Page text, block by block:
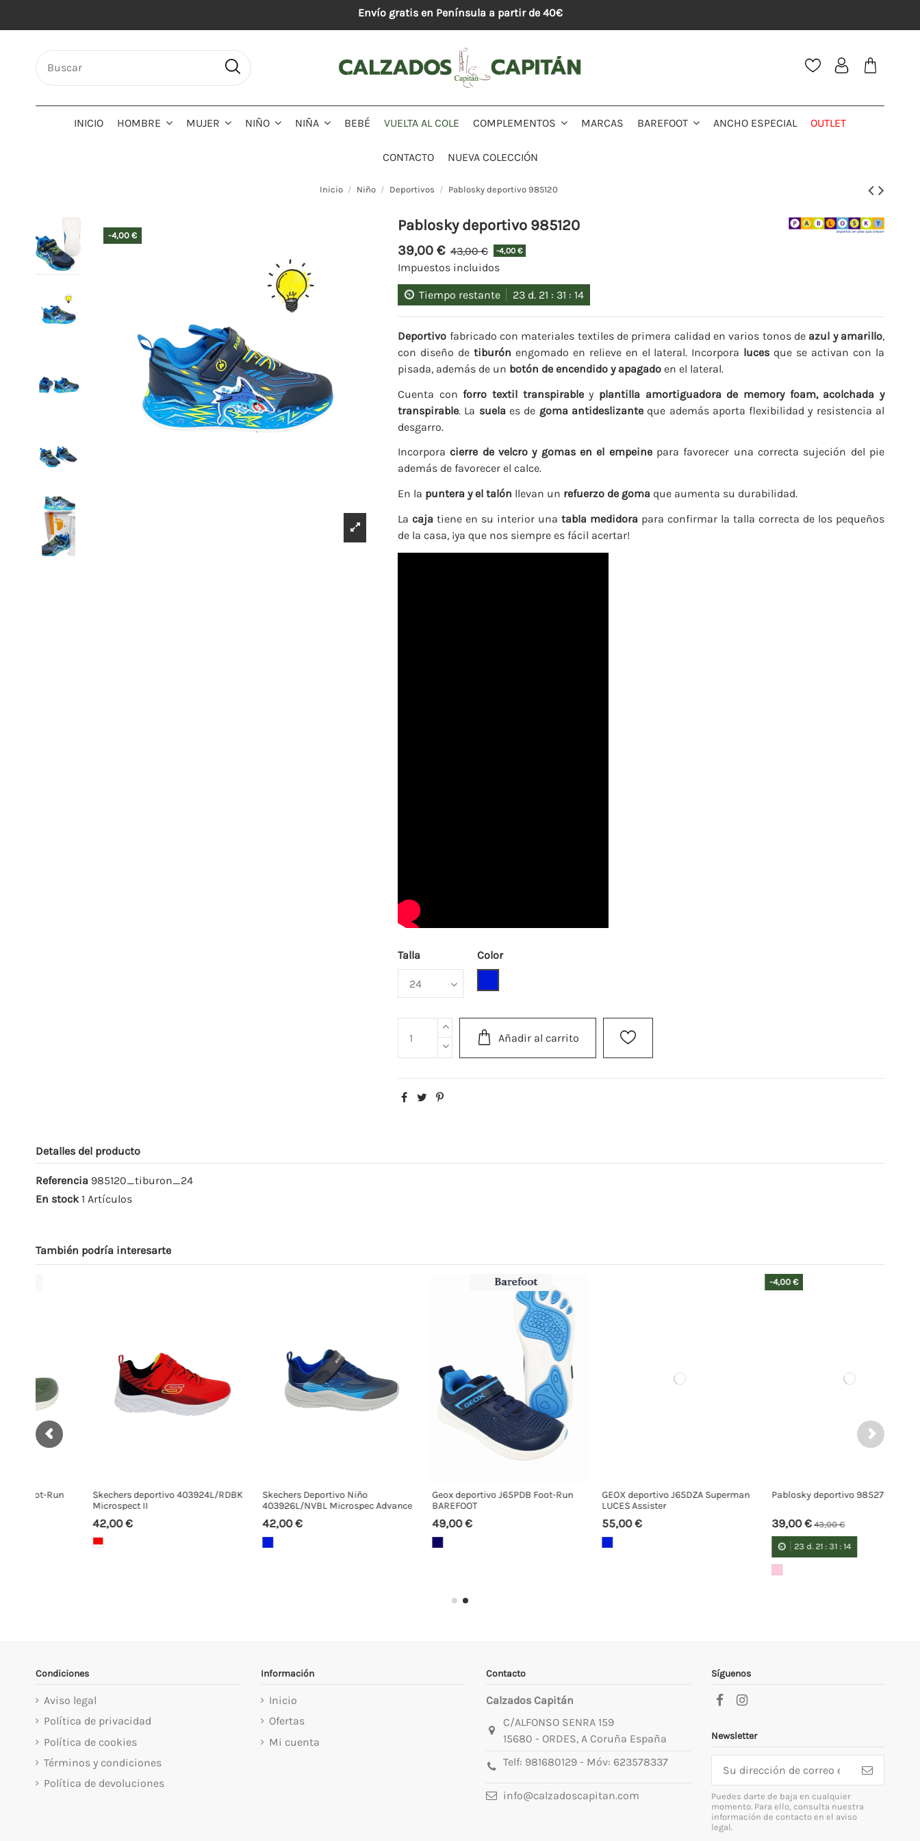
Envío gratis en Península a partir de 40€
INICIO HOMBRE MUJER NIÑO NIÑA BEBÉ VUELTA AL COLE COMPLEMENTOS MARCAS BAREFOOT ANCHO ESPECIAL OUTLET
CONTACTO NUEVA COLECCIÓN
Inicio Niño Deportivos Pablosky deportivo 985120
-4,00 €
Pablosky deportivo 985120
39,00 € 43,00 € -4,00 €
Impuestos incluidos
Tiempo restante 23d. 21 : 31 : 14
Deportivo fabricado con materiales textiles de primera calidad en varios tonos deazul y amarillo,
con diseño de tiburón engomado en relieve en el lateral. Incorpora luces que se activan con la
pisada, además de un botón de encendido y apagado en el lateral.
Cuenta conforro textil transpirabley plantilla amortiguadora de memory foam,acolchada y
transpirable. La suela es de goma antideslizanteque además aporta flexibilidad y resistencia al
desgarro.
Incorpora cierre de velcro y gomas en el empeine para favorecer una correcta sujeción del pie
además de favorecer el calce.
En la puntera y el talón llevan un refuerzo de goma que aumenta su durabilidad.
Lacaja tiene en su interior una tabla medidora para confirmar la talla correcta de los pequeños
de la casa, ¡ya que nos siempre es fácil acertar!
Talla
Color
Añadir al carrito
Detalles del producto
Referencia 985120_tiburon_24
En stock 1 Artículos
También podría interesarte
Skechers deportivo 403924L/RDBK
Microspect II
Skechers Deportivo Niño
403926L/NVBL Microspec Advance
Geox deportivo J65PDB Foot-Run
BAREFOOT
GEOX deportivo J65DZA Superman
LUCES Assister
Pablosky deportivo 985270
43,00 €
:31 14
Condiciones
Aviso legal
Política de privacidad
Política de cookies
Términos y condiciones
Política de devoluciones
Información
Inicio
Ofertas
Mi cuenta
Contacto
Calzados Capitán
C/ALFONSO SENRA 159
15680 - ORDES, A Coruña España
Telf: 981680129- Móv: 623578337
info@calzadoscapitan.com
Síguenos
Newsletter
Puedes darte de baja en cualquier
momento. Para ello, consulta nuestra
información de contacto en el aviso
legal.